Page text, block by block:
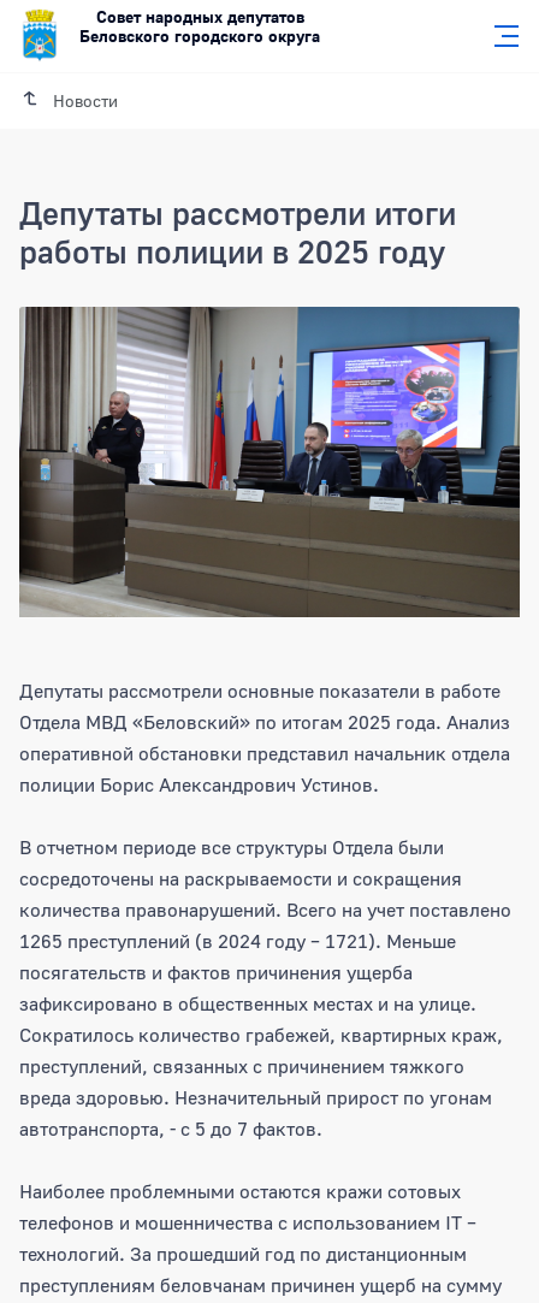
Совет народных депутатов
Беловского городского округа
Новости
Депутаты рассмотрели итоги
работы полиции в 2025 году
Депутаты рассмотрели итоги работы
Депутаты рассмотрели основные показатели в работе
Отдела МВД «Беловский» по итогам 2025 года. Анализ
оперативной обстановки представил начальник отдела
полиции Борис Александрович Устинов.
В отчетном периоде все структуры Отдела были
сосредоточены на раскрываемости и сокращения
количества правонарушений. Всего на учет поставлено
1265 преступлений (в 2024 году – 1721). Меньше
посягательств и фактов причинения ущерба
зафиксировано в общественных местах и на улице.
Сократилось количество грабежей, квартирных краж,
преступлений, связанных с причинением тяжкого
вреда здоровью. Незначительный прирост по угонам
автотранспорта, - с 5 до 7 фактов.
Наиболее проблемными остаются кражи сотовых
телефонов и мошенничества с использованием IT –
технологий. За прошедший год по дистанционным
преступлениям беловчанам причинен ущерб на сумму